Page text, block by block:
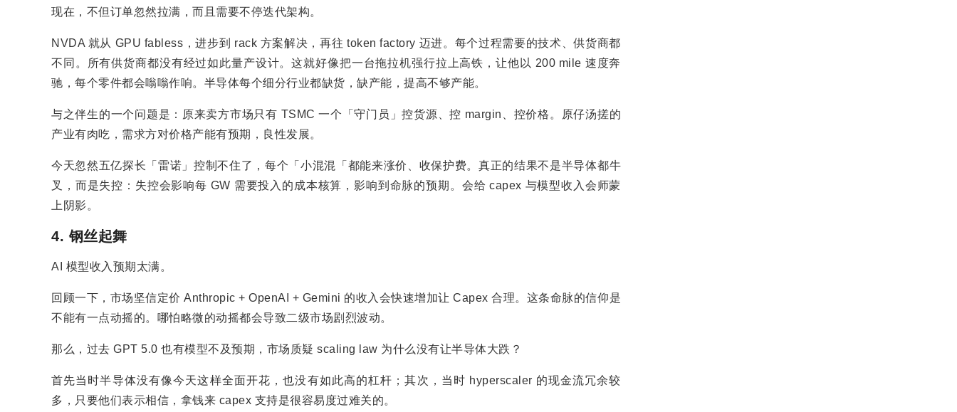
现在，不但订单忽然拉满，而且需要不停迭代架构。
NVDA 就从 GPU fabless，进步到 rack 方案解决，再往 token factory 迈进。每个过程需要的技术、供货商都
不同。所有供货商都没有经过如此量产设计。这就好像把一台拖拉机强行拉上高铁，让他以 200 mile 速度奔
驰，每个零件都会嗡嗡作响。半导体每个细分行业都缺货，缺产能，提高不够产能。
与之伴生的一个问题是：原来卖方市场只有 TSMC 一个「守门员」控货源、控 margin、控价格。原仔汤搓的
产业有肉吃，需求方对价格产能有预期，良性发展。
今天忽然五亿探长「雷诺」控制不住了，每个「小混混「都能来涨价、收保护费。真正的结果不是半导体都牛
叉，而是失控：失控会影响每 GW 需要投入的成本核算，影响到命脉的预期。会给 capex 与模型收入会师蒙
上阴影。
4. 钢丝起舞
AI 模型收入预期太满。
回顾一下，市场坚信定价 Anthropic + OpenAI + Gemini 的收入会快速增加让 Capex 合理。这条命脉的信仰是
不能有一点动摇的。哪怕略微的动摇都会导致二级市场剧烈波动。
那么，过去 GPT 5.0 也有模型不及预期，市场质疑 scaling law 为什么没有让半导体大跌？
首先当时半导体没有像今天这样全面开花，也没有如此高的杠杆；其次，当时 hyperscaler 的现金流冗余较
多，只要他们表示相信，拿钱来 capex 支持是很容易度过难关的。